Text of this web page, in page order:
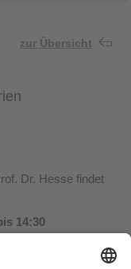
zur Übersicht
Dr. Hesse findet
14:30
Mail statt.